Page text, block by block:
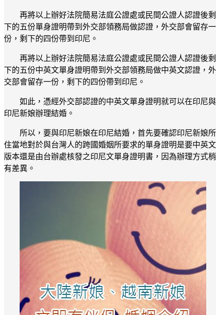
再將以上辦好法院簡易法庭公證處或民間公證人認證後剩
下的五份單身證明帶到外交部領務局做認證，外交部會留存一
份，剩下的四份帶到印尼。
再將以上辦好法院簡易法庭公證處或民間公證人認證後剩
下的五份中英文單身證明帶到外交部領務局做中英文認證，外
交部會留存一份，剩下的四份帶到印尼。
如此，憑經外交部認證的中英文單身證明就可以在印尼與
印尼新娘辦理結婚。
所以，要與印尼新娘在印尼結婚，首先要確認印尼新娘所
住當地對於與台灣人的跨國婚姻所要求的單身證明是要中英文
版本還是由台辦處核發之印尼文單身證明書，因為辦理方式梢
有差異。